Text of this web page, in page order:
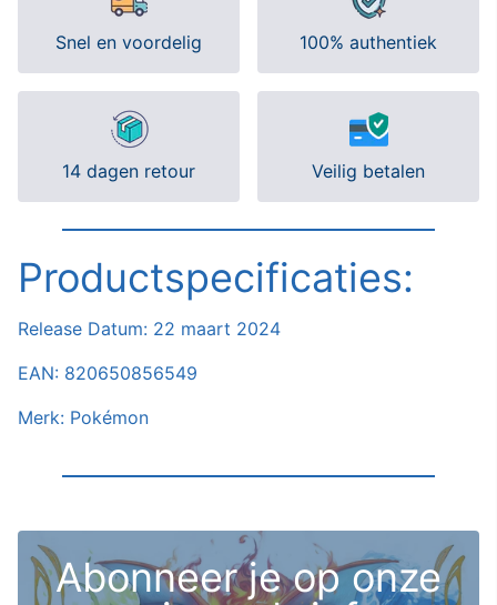
Snel en voordelig 100% authentiek
14 dagen retour Veilig betalen
Productspecificaties:
Release Datum: 22 maart 2024
EAN: 820650856549
Merk: Pokémon
Abonneer je op onze